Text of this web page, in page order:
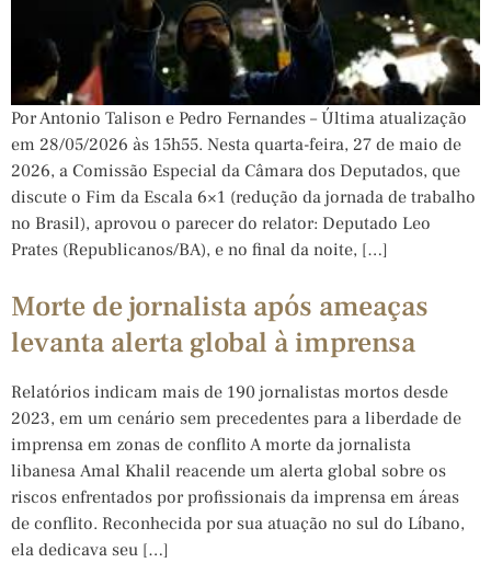
Por Antonio Talison e Pedro Fernandes – Última atualização
em 28/05/2026 às 15h55. Nesta quarta-feira, 27 de maio de
2026, a Comissão Especial da Câmara dos Deputados, que
discute o Fim da Escala 6×1 (redução da jornada de trabalho
no Brasil), aprovou o parecer do relator: Deputado Leo
Prates (Republicanos/BA), e no final da noite, […]
Morte de jornalista após ameaças
levanta alerta global à imprensa
Relatórios indicam mais de 190 jornalistas mortos desde
2023, em um cenário sem precedentes para a liberdade de
imprensa em zonas de conflito A morte da jornalista
libanesa Amal Khalil reacende um alerta global sobre os
riscos enfrentados por profissionais da imprensa em áreas
de conflito. Reconhecida por sua atuação no sul do Líbano,
ela dedicava seu […]